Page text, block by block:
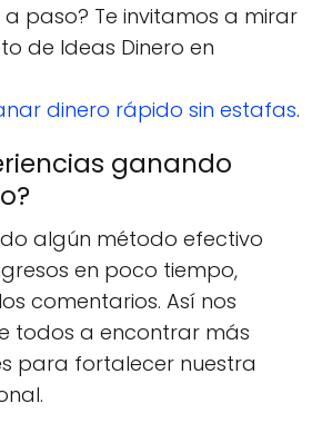
paso? Te invitamos a mirar
de Ideas Dinero en
dinero rápido sin estafas.
ganando
algún método efectivo
en poco tiempo,
comentarios. Así nos
todos a encontrar más
para fortalecer nuestra